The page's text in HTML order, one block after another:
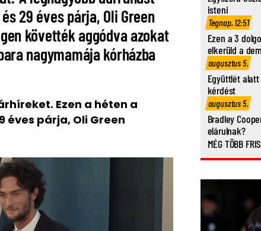
29 éves párja, Oli Green
követték aggódva azokat
nagymamája kórházba
Ezen a héten a
éves párja, Oli Green
isteni
Tegnap, 12:51
Ezen a 3
elkerüld a
augusztus 5.
Együttlét
kérdést
augusztus 5.
Bradley
elárulnak?
MÉG TÖBB